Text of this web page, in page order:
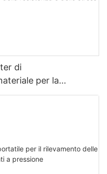
di
per la
e dello stress -